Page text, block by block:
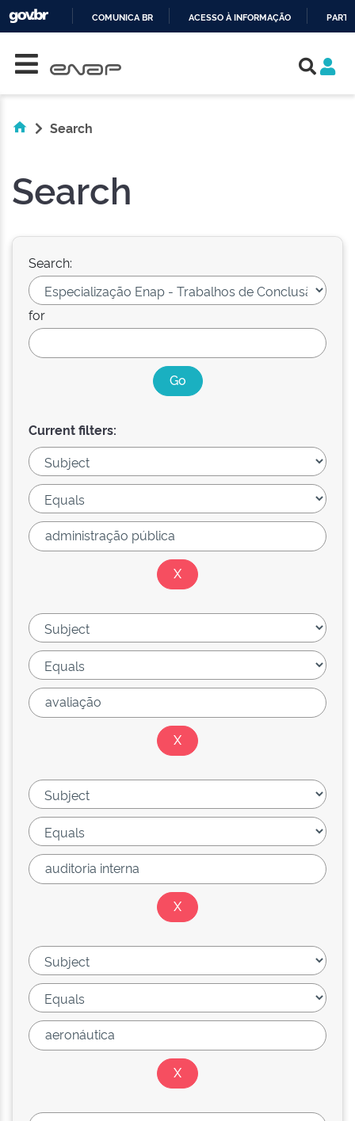
COMUNICA BR ACESSO À INFORMAÇÃO
Search
Search
Search:
for
Current filters: